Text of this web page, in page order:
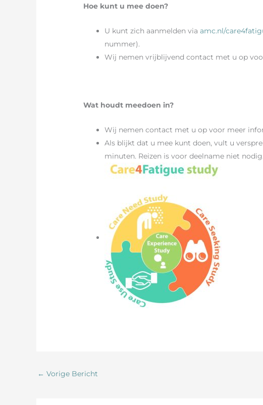
Hoe kunt u mee doen?
U kunt zich aanmelden viaamc.nl/
nummer).
Wij nemen vrijblijvend contact met u op
Wat houdt meedoen in?
Wij nemen contact met u op voor meer
Als blijkt dat u mee kunt doen, vult u
minuten. Reizen is voor deelname niet nodig.
← Vorige Bericht